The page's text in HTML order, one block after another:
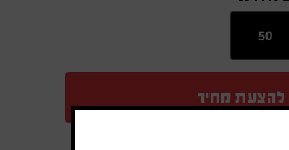
להצעת מחיר